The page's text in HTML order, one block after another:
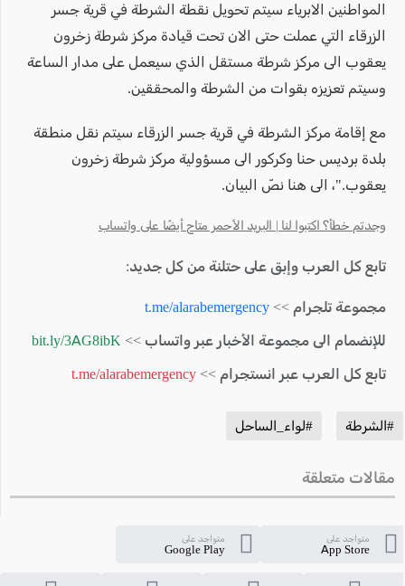
المواطنين الابرياء سيتم تحويل نقطة الشرطة في قرية جسر
الزرقاء التي عملت حتى الان تحت قيادة مركز شرطة زخرون
يعقوب الى مركز شرطة مستقل الذي سيعمل على مدار الساعة
وسيتم تعزيزه بقوات من الشرطة والمحققين.
مع إقامة مركز الشرطة في قرية جسر الزرقاء سيتم نقل منطقة
بلدة برديس حنا وكركور الى مسؤولية مركز شرطة زخرون
يعقوب."، الى هنا نصّ البيان.
وجدتم خطأ؟ اكتبوا لنا | البريد الأحمر متاح أيضًا على واتساب
تابع كل العرب وإبق على حتلنة من كل جديد:
مجموعة تلجرام >> t.me/alarabemergency
للإنضمام الى مجموعة الأخبار عبر واتساب >> bit.ly/3AG8ibK
تابع كل العرب عبر انستجرام >> t.me/alarabemergency
#الشرطة #لواء_الساحل
مقالات متعلقة
متواجد على
App Store
متواجد على
Google Play